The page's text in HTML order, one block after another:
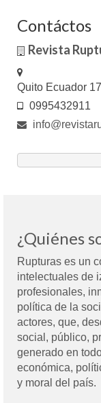
Contáctos
Revista
Quito Ecuador
0995432911
¿Quiénes
Rupturas es un
intelectuales de
profesionales,
política de la
actores, que,
social, público,
generado en
económica,
y moral del país.